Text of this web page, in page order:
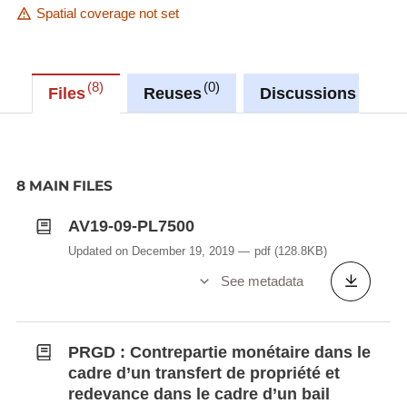
Spatial coverage not set
Files 8 Reuses 0 Discussions
8 MAIN FILES
AV19-09-PL7500
Updated on December 19, 2019 pdf (128.8KB)
See metadata
PRGD : Contrepartie monétaire dans le
cadre d’un transfert de propriété et
redevance dans le cadre d’un bail